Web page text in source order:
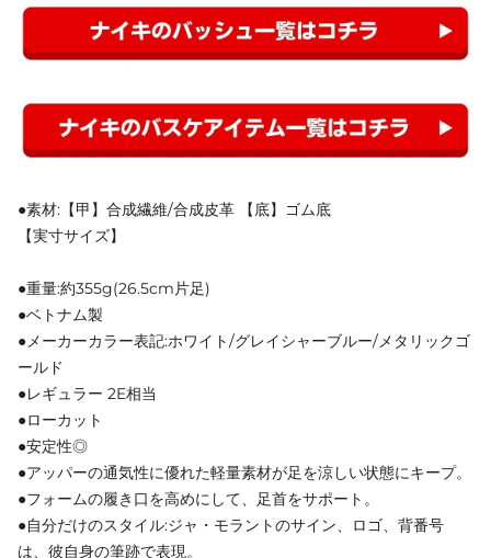
●素材:【甲】合成繊維/合成皮革 【底】ゴム底
【実寸サイズ】
●重量:約355g(26.5cm片足)
●ベトナム製
●メーカーカラー表記:ホワイト/グレイシャーブルー/メタリックゴ
ールド
●レギュラー 2E相当
●ローカット
●安定性◎
●アッパーの通気性に優れた軽量素材が足を涼しい状態にキープ。
●フォームの履き口を高めにして、足首をサポート。
●自分だけのスタイル:ジャ・モラントのサイン、ロゴ、背番号
は、彼自身の筆跡で表現。